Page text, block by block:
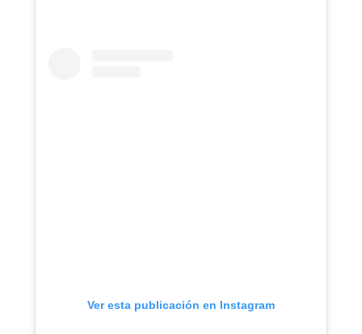
Ver esta publicación en Instagram